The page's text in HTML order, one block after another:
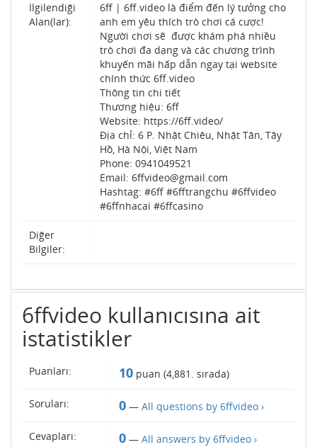
İlgilendiği
Alan(lar):
6ff | 6ff.video là điểm đến lý tưởng cho
anh em yêu thích trò chơi cá cược!
Người chơi sẽ được khám phá nhiều
trò chơi đa dạng và các chương trình
khuyến mãi hấp dẫn ngay tại website
chính thức 6ff.video
Thông tin chi tiết
Thương hiệu: 6ff
Website: https://6ff.video/
Địa chỉ: 6 P. Nhật Chiêu, Nhật Tân, Tây
Hồ, Hà Nội, Việt Nam
Phone: 0941049521
Email: 6ffvideo@gmail.com
Hashtag: #6ff #6fftrangchu #6ffvideo
#6ffnhacai #6ffcasino
Diğer
Bilgiler:
6ffvideo kullanıcısına ait
istatistikler
Puanları: 10 puan (4,881 . sırada)
Soruları: 0 — All questions by 6ffvideo ›
Cevapları: 0 — All answers by 6ffvideo ›